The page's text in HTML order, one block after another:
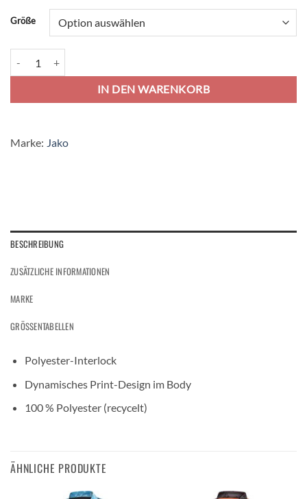
Größe
IN DEN WARENKORB
Alternative:
Marke: Jako
BESCHREIBUNG
ZUSÄTZLICHE INFORMATIONEN
MARKE
GRÖSSENTABELLEN
Polyester-Interlock
Dynamisches Print-Design im Body
100 % Polyester (recycelt)
ÄHNLICHE PRODUKTE